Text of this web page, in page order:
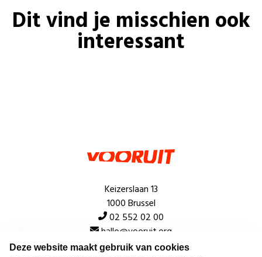
Deze website maakt gebruik van cookies
Dit vind je misschien ook
interessant
Keizerslaan 13
1000 Brussel
02 552 02 00
hallo@vooruit.org